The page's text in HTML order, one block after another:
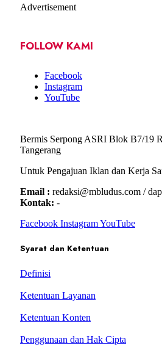
Advertisement
FOLLOW KAMI
Facebook
Instagram
YouTube
Bermis Serpong ASRI Blok B7/19
Tangerang
Untuk Pengajuan Iklan dan Kerja
Email : redaksi@mbludus.com /
Kontak: -
Facebook InstagramYouTube
Syarat dan Ketentuan
Definisi
Ketentuan Layanan
Ketentuan Konten
Penggunaan dan Hak Cipta